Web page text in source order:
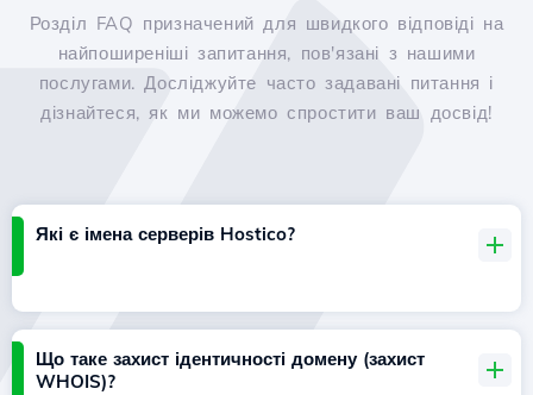
Розділ FAQ призначений для швидкого відповіді на
найпоширеніші запитання, пов'язані з нашими
послугами. Досліджуйте часто задавані питання і
дізнайтеся, як ми можемо спростити ваш досвід!
Які є імена серверів Hostico?
Що таке захист ідентичності домену (захист
WHOIS)?